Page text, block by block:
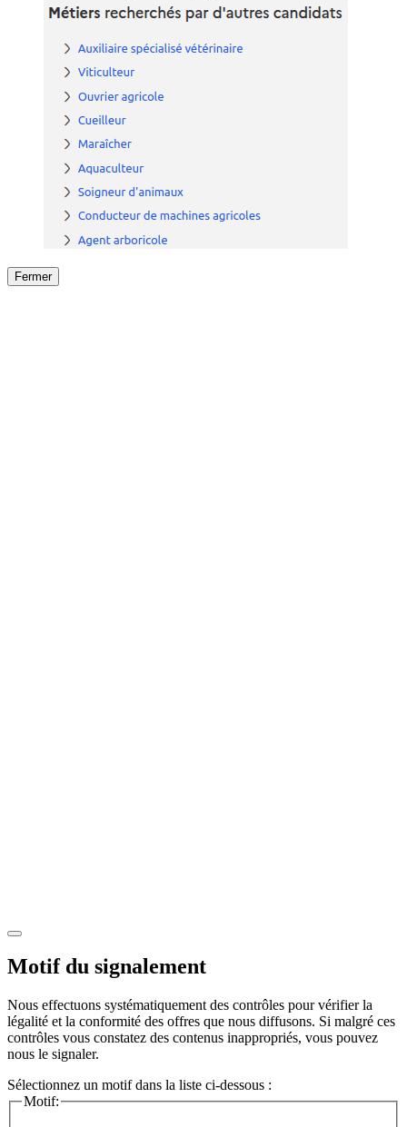
Fermer
Motif du signalement
Nous effectuons systématiquement des contrôles pour vérifier la
légalité et la conformité des offres que nous diffusons. Si malgré ces
contrôles vous constatez des contenus inappropriés, vous pouvez
nous le signaler.
Sélectionnez un motif dans la liste ci-dessous :
Motif: